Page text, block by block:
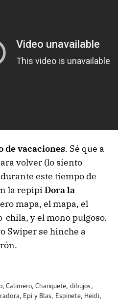
de vacaciones. Sé que a
volver (lo siento
este tiempo de
la repipi Dora la
mapa, el mapa, el
y el mono pulgoso.
Swiper se hinche a
, Calimero,Chanquete, dibujos,
, Epi y Blas, Espinete, Heidi,